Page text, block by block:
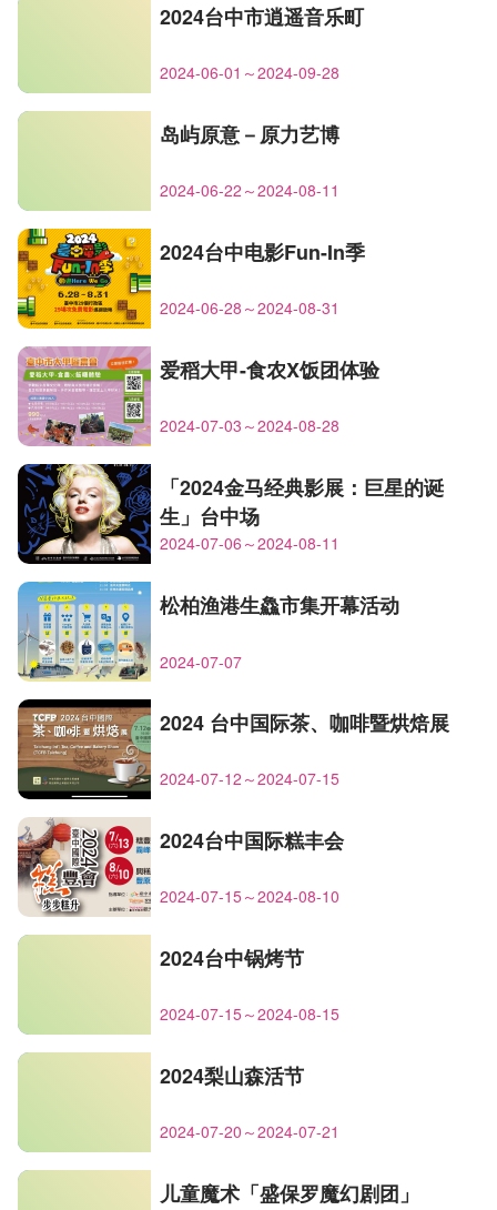
2024台中市逍遥音乐町
2024-06-01～2024-09-28
岛屿原意－原力艺博
2024-06-22～2024-08-11
2024台中电影Fun-In季
2024-06-28～2024-08-31
爱稻大甲-食农X饭团体验
2024-07-03～2024-08-28
「2024金马经典影展：巨星的诞
生」台中场
2024-07-06～2024-08-11
松柏渔港生鱻市集开幕活动
2024-07-07
2024 台中国际茶、咖啡暨烘焙展
2024-07-12～2024-07-15
2024台中国际糕丰会
2024-07-15～2024-08-10
2024台中锅烤节
2024-07-15～2024-08-15
2024梨山森活节
2024-07-20～2024-07-21
儿童魔术「盛保罗魔幻剧团」